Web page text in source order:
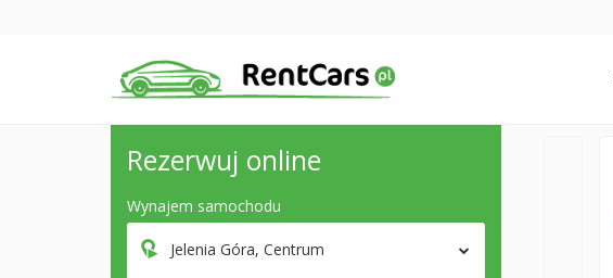
Rezerwuj online
Wynajem samochodu
Jelenia Góra, Centrum